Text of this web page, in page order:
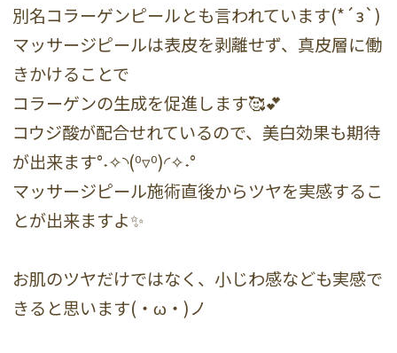
別名コラーゲンピールとも言われています(*´з`)
マッサージピールは表皮を剥離せず、真皮層に働
きかけることで
コラーゲンの生成を促進します🥰💕
コウジ酸が配合せれているので、美白効果も期待
が出来ます°˖✧◝(⁰▿⁰)◜✧˖°
マッサージピール施術直後からツヤを実感するこ
とが出来ますよ✨
お肌のツヤだけではなく、小じわ感なども実感で
きると思います(・ω・)ノ